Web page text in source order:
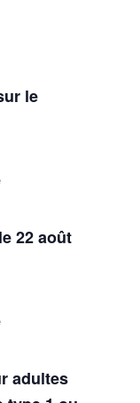
le
22 août
adultes